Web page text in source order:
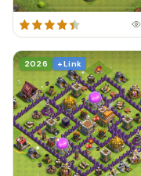
2026 + Link